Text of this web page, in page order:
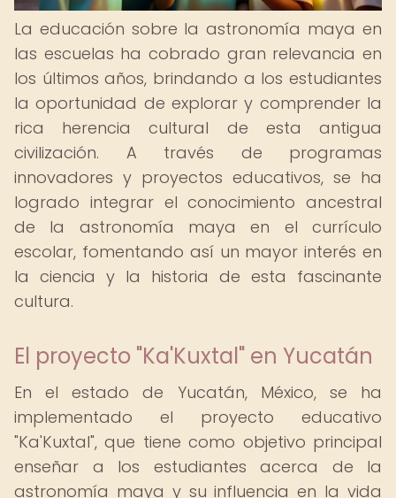
La educación sobre la astronomía maya en
las escuelas ha cobrado gran relevancia en
los últimos años, brindando a los estudiantes
la oportunidad de explorar y comprender la
rica herencia cultural de esta antigua
civilización. A través de programas
innovadores y proyectos educativos, se ha
logrado integrar el conocimiento ancestral
de la astronomía maya en el currículo
escolar, fomentando así un mayor interés en
la ciencia y la historia de esta fascinante
cultura.
El proyecto "Ka'Kuxtal" en Yucatán
En el estado de Yucatán, México, se ha
implementado el proyecto educativo
"Ka'Kuxtal", que tiene como objetivo principal
enseñar a los estudiantes acerca de la
astronomía maya y su influencia en la vida